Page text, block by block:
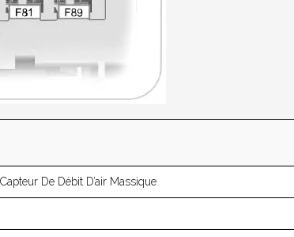
De Débit D’air Massique